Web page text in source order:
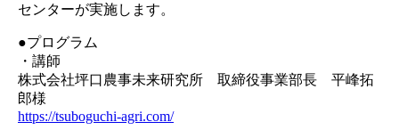
センターが実施します。
●プログラム
・講師
株式会社坪口農事未来研究所 取締役事業部長 平峰拓
郎様
https://tsuboguchi-agri.com/